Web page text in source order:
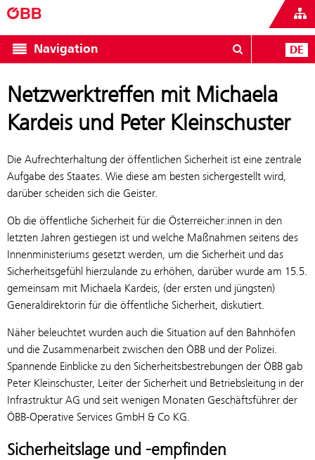
Navigation DE
Netzwerktreffen mit Michaela
Kardeis und Peter Kleinschuster
Die Aufrechterhaltung der öffentlichen Sicherheit ist eine zentrale
Aufgabe des Staates. Wie diese am besten sichergestellt wird,
darüber scheiden sich die Geister.
Ob die öffentliche Sicherheit für die Österreicher:innen in den
letzten Jahren gestiegen ist und welche Maßnahmen seitens des
Innenministeriums gesetzt werden, um die Sicherheit und das
Sicherheitsgefühl hierzulande zu erhöhen, darüber wurde am 15.5.
gemeinsam mit Michaela Kardeis, (der ersten und jüngsten)
Generaldirektorin für die öffentliche Sicherheit, diskutiert.
Näher beleuchtet wurden auch die Situation auf den Bahnhöfen
und die Zusammenarbeit zwischen den ÖBB und der Polizei.
Spannende Einblicke zu den Sicherheitsbestrebungen der ÖBB gab
Peter Kleinschuster, Leiter der Sicherheit und Betriebsleitung in der
Infrastruktur AG und seit wenigen Monaten Geschäftsführer der
ÖBB-Operative Services GmbH & Co KG.
Sicherheitslage und -empfinden